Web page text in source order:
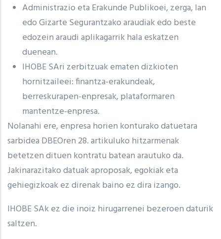
Administrazio eta Erakunde Publikoei, zerga, lan
edo Gizarte Segurantzako araudiak edo beste
edozein araudi aplikagarrik hala eskatzen
duenean.
IHOBE SAri zerbitzuak ematen dizkioten
hornitzaileei: finantza-erakundeak,
berreskurapen-enpresak, plataformaren
mantentze-enpresa.
Nolanahi ere, enpresa horien konturako datuetara
sarbidea DBEOren 28. artikuluko hitzarmenak
betetzen dituen kontratu batean arautuko da.
Jakinarazitako datuak aproposak, egokiak eta
gehiegizkoak ez direnak baino ez dira izango.
IHOBE SAk ez die inoiz hirugarrenei bezeroen daturik
saltzen.